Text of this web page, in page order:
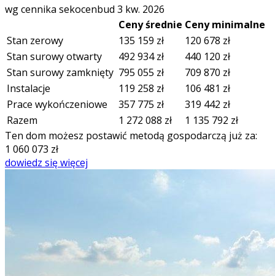
wg cennika sekocenbud 3 kw. 2026
Ceny średnie Ceny minimalne
Stan zerowy
135 159 zł 120 678 zł
Stan surowy otwarty
492 934zł 440 120 zł
Stan surowy zamknięty 795 055 zł 709 870 zł
Instalacje
119 258 zł 106 481 zł
Prace wykończeniowe
357 775 zł 319 442 zł
Razem
1 272 088 zł 1 135 792 zł
Ten dom możesz postawić metodą gospodarczą już za:
1 060 073 zł
dowiedz się więcej